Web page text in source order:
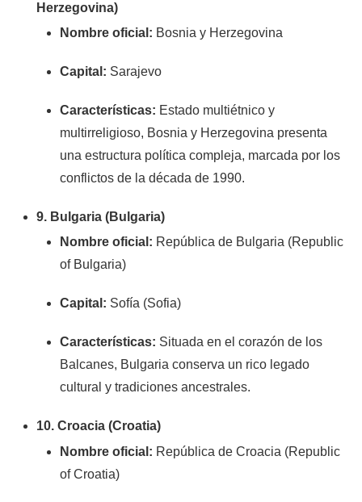
Herzegovina)
Nombre oficial: Bosnia y Herzegovina
Capital: Sarajevo
Características: Estado multiétnico y
multirreligioso, Bosnia y Herzegovina presenta
una estructura política compleja, marcada por los
conflictos de la década de 1990.
9. Bulgaria (Bulgaria)
Nombre oficial: República de Bulgaria (Republic
of Bulgaria)
Capital: Sofía (Sofia)
Características: Situada en el corazón de los
Balcanes, Bulgaria conserva un rico legado
cultural y tradiciones ancestrales.
10. Croacia (Croatia)
Nombre oficial: República de Croacia (Republic
of Croatia)